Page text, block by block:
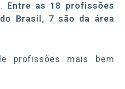
Entre as 18 profissões
Brasil, 7 são da área
profissões mais bem